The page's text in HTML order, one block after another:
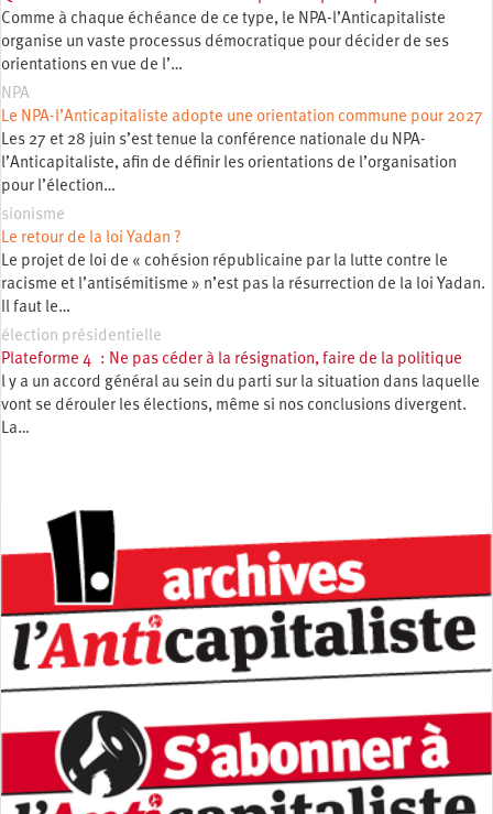
Comme à chaque échéance de ce type, le NPA-l’Anticapitaliste
organise un vaste processus démocratique pour décider de ses
orientations en vue de l’…
NPA
Le NPA-l’Anticapitaliste adopte une orientation commune pour 2027
Les 27 et 28 juin s’est tenue la conférence nationale du NPA-
l’Anticapitaliste, afin de définir les orientations de l’organisation
pour l’élection…
sionisme
Le retour de la loi Yadan ?
Le projet de loi de « cohésion républicaine par la lutte contre le
racisme et l’antisémitisme » n’est pas la résurrection de la loi Yadan.
Il faut le…
élection présidentielle
Plateforme 4 : Ne pas céder à la résignation, faire de la politique
l y a un accord général au sein du parti sur la situation dans laquelle
vont se dérouler les élections, même si nos conclusions divergent.
La…